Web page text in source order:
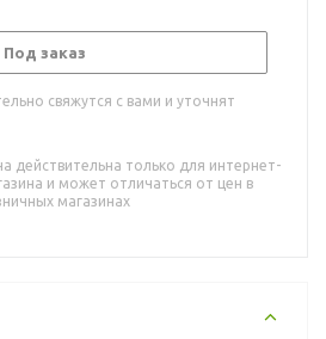
Под заказ
свяжутся с вами и уточнят
действительна только для интернет-
и может отличаться от цен в
магазинах